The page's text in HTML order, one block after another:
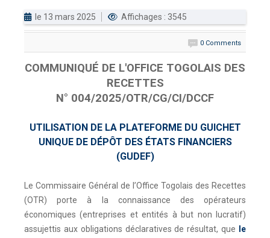
Conserv. Foncière
ACTUALITES
Toute l'actualité!
Toute la Documentation
CONTACT
Contactez OTR
le 13 mars 2025 Affichages : 3545
0 Comments
COMMUNIQUÉ DE L'OFFICE TOGOLAIS DES
RECETTES
N° 004/2025/OTR/CG/CI/DCCF
UTILISATION DE LA PLATEFORME DU GUICHET
UNIQUE DE DÉPÔT DES ÉTATS FINANCIERS
(GUDEF)
Le Commissaire Général de l’Office Togolais des Recettes
(OTR) porte à la connaissance des opérateurs
économiques (entreprises et entités à but non lucratif)
assujettis aux obligations déclaratives de résultat, que
le